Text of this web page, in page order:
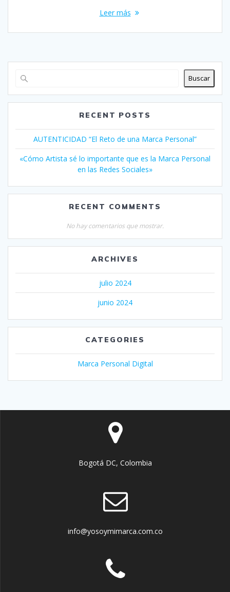
Leer más
Buscar
RECENT POSTS
AUTENTICIDAD “El Reto de una Marca Personal”
«Cómo Artista sé lo importante que es la Marca Personal
en las Redes Sociales»
RECENT COMMENTS
No hay comentarios que mostrar.
ARCHIVES
julio 2024
junio 2024
CATEGORIES
Marca Personal Digital
Bogotá DC, Colombia
info@yosoymimarca.com.co